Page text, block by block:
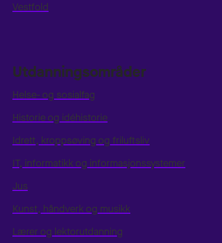
Vestfold
Utdanningsområder
Helse- og sosialfag
Historie og idéhistorie
Idrett, kroppsøving og friluftsliv
IT, informatikk og informasjonssystemer
Jus
Kunst, håndverk og musikk
Lærer og lektorutdanning